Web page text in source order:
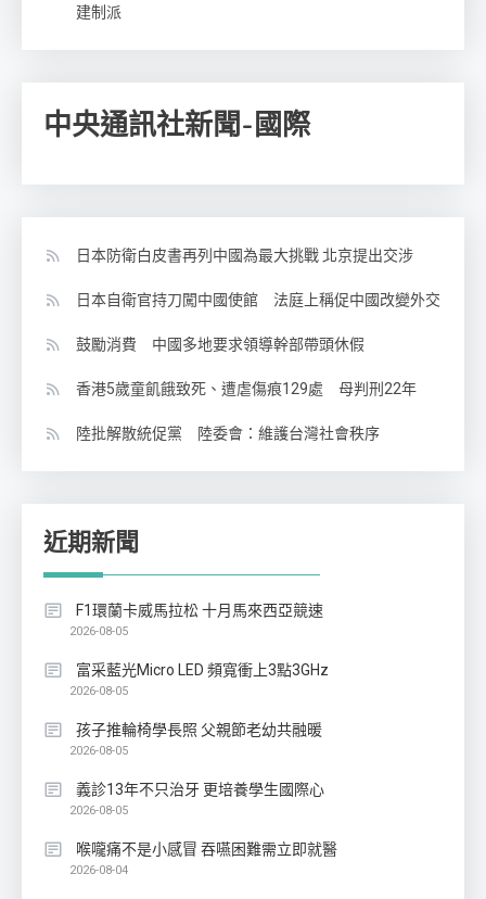
建制派
中央通訊社新聞-國際
日本防衛白皮書再列中國為最大挑戰 北京提出交涉
日本自衛官持刀闖中國使館 法庭上稱促中國改變外交
鼓勵消費 中國多地要求領導幹部帶頭休假
香港5歲童飢餓致死、遭虐傷痕129處 母判刑22年
陸批解散統促黨 陸委會：維護台灣社會秩序
近期新聞
F1環蘭卡威馬拉松 十月馬來西亞競速
2026-08-05
富采藍光Micro LED 頻寬衝上3點3GHz
2026-08-05
孩子推輪椅學長照 父親節老幼共融暖
2026-08-05
義診13年不只治牙 更培養學生國際心
2026-08-05
喉嚨痛不是小感冒 吞嚥困難需立即就醫
2026-08-04